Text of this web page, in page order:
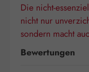
Die nicht-
nicht nur
sondern macht
Bewertungen